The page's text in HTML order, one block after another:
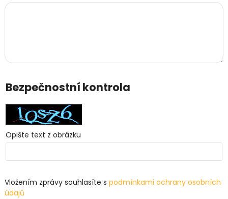
Bezpečnostní kontrola
Opište text z obrázku
Vložením zprávy souhlasíte s podmínkami ochrany osobních
údajů